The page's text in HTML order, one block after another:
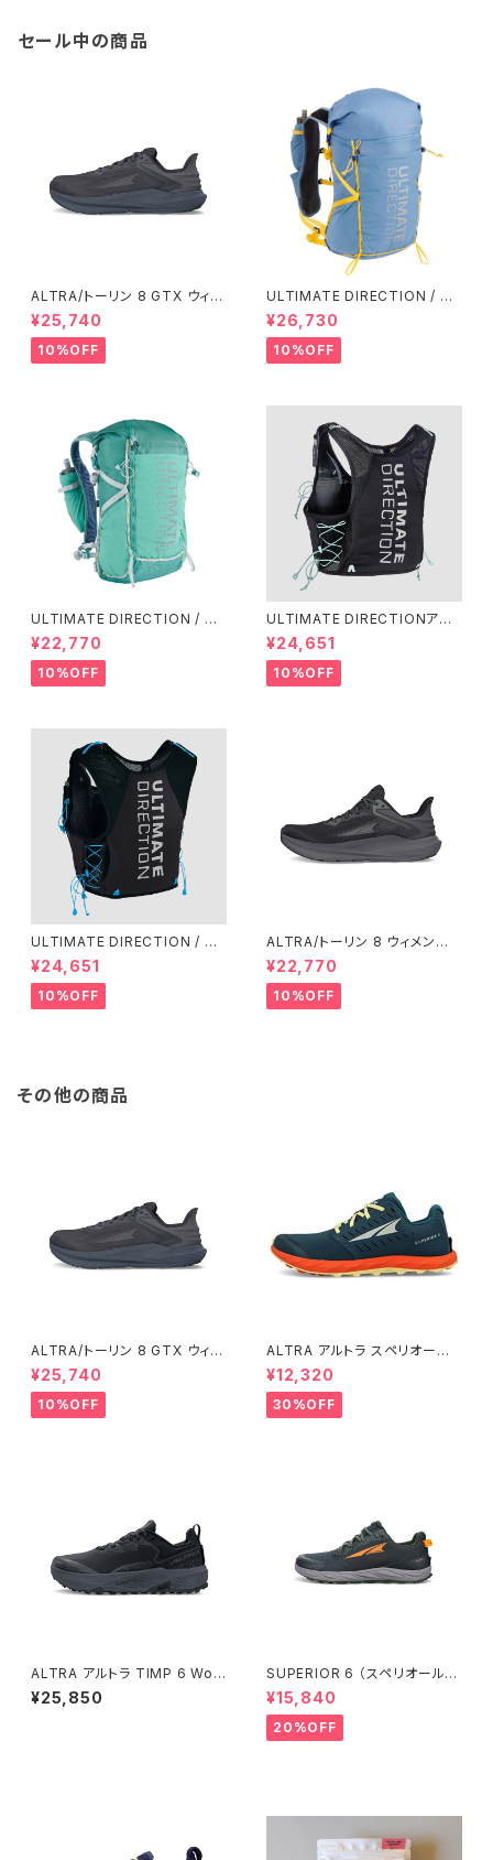
セール中の商品
ALTRA/トーリン 8 GTX ウィメ
ンズ
¥25,740
10%OFF
ULTIMATE DIRECTION / ア
ルティメット ディレクション Fas
tpack 30 Men's / Fog
¥26,730
10%OFF
ULTIMATE DIRECTION / ア
ルティメット ディレクション Fas
tpackher 20 Women'S / Em
erald 2.0
¥22,770
10%OFF
ULTIMATE DIRECTIONアル
ディメット ディレクション/ XOD
US VESTA（エクソドス ベスタ）
ウィメンズ / ONYX
¥24,651
10%OFF
ULTIMATE DIRECTION / ア
ルティメット ディレクション XO
DUS VEST（エクソドス ベスト）
メンズ / ONYX
¥24,651
10%OFF
ALTRA/トーリン 8 ウィメン
ズ Black/Black
¥22,770
10%OFF
その他の商品
ALTRA/トーリン 8 GTX ウィメ
ンズ
¥25,740
10%OFF
ALTRA アルトラ スペリオール
5 メンズ Blue/Orange
¥12,320
30%OFF
ALTRA アルトラ TIMP 6 Wom
en's / Black
¥25,850
SUPERIOR 6 （スペリオール
6） メンズ Black
¥15,840
20%OFF